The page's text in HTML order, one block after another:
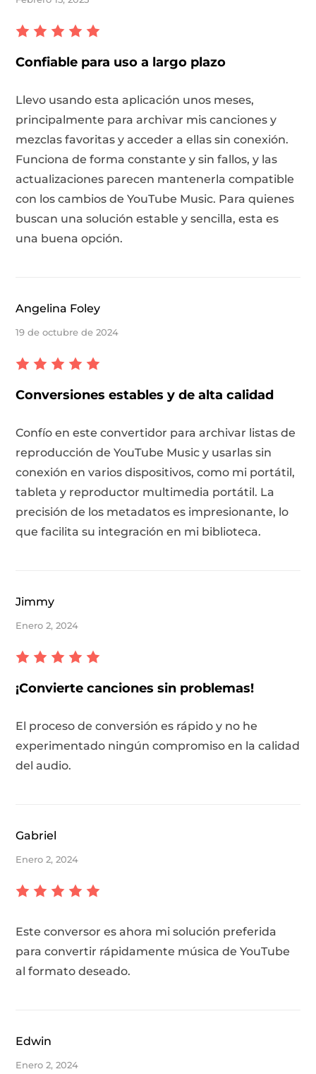
Confiable para uso a largo plazo
Llevo usando esta aplicación unos meses,
principalmente para archivar mis canciones y
mezclas favoritas y acceder a ellas sin conexión.
Funciona de forma constante y sin fallos, y las
actualizaciones parecen mantenerla compatible
con los cambios de YouTube Music. Para quienes
buscan una solución estable y sencilla, esta es
una buena opción.
Angelina Foley
19 de octubre de 2024
Conversiones estables y de alta calidad
Confío en este convertidor para archivar listas de
reproducción de YouTube Music y usarlas sin
conexión en varios dispositivos, como mi portátil,
tableta y reproductor multimedia portátil. La
precisión de los metadatos es impresionante, lo
que facilita su integración en mi biblioteca.
Jimmy
Enero 2, 2024
¡Convierte canciones sin problemas!
El proceso de conversión es rápido y no he
experimentado ningún compromiso en la calidad
del audio.
Gabriel
Enero 2, 2024
Este conversor es ahora mi solución preferida
para convertir rápidamente música de YouTube
al formato deseado.
Edwin
Enero 2, 2024